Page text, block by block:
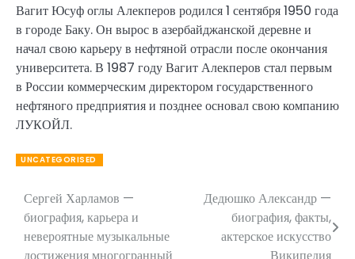
Вагит Юсуф оглы Алекперов родился 1 сентября 1950 года
в городе Баку. Он вырос в азербайджанской деревне и
начал свою карьеру в нефтяной отрасли после окончания
университета. В 1987 году Вагит Алекперов стал первым
в России коммерческим директором государственного
нефтяного предприятия и позднее основал свою компанию
ЛУКОЙЛ.
UNCATEGORISED
Навигация
по
Сергей Харламов —
биография, карьера и
невероятные музыкальные
Дедюшко Александр —
биография, факты,
актерское искусство